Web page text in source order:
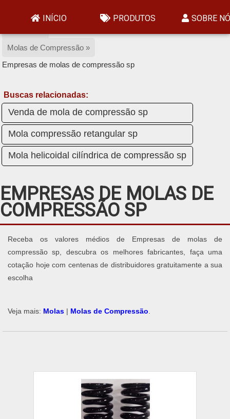
INÍCIO PRODUTOS SOBRE
Home »
Molas de Compressão »
Empresas de molas de compressão sp
Buscas relacionadas:
Venda de mola de compressão sp
Mola compressão retangular sp
Mola helicoidal cilíndrica de compressão sp
EMPRESAS DE MOLAS DE
COMPRESSÃO SP
Receba os valores médios de Empresas de molas de
compressão sp, descubra os melhores fabricantes, faça uma
cotação hoje com centenas de distribuidores gratuitamente a sua
escolha
Veja mais: Molas | Molas de Compressão